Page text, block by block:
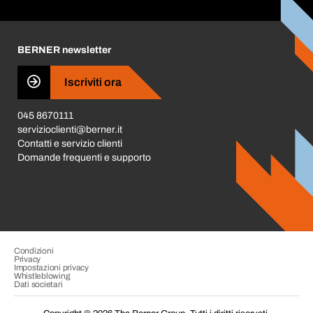
Business Conduct
BERNER newsletter
Iscriviti ora
045 8670111
servizioclienti@berner.it
Contatti e servizio clienti
Domande frequenti e supporto
Condizioni
Privacy
Impostazioni privacy
Whistleblowing
Dati societari